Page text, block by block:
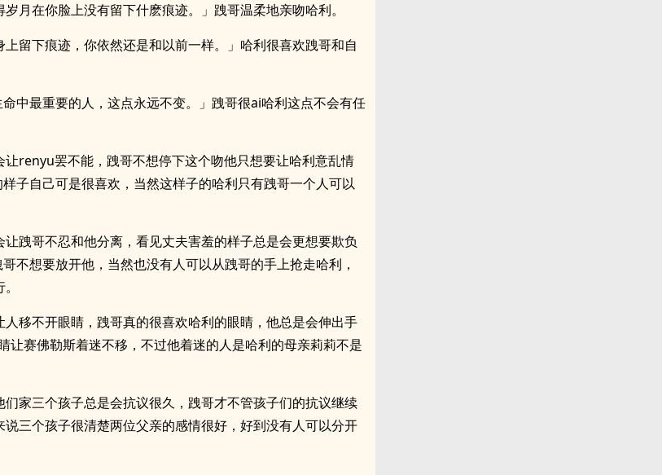
岁月在你脸上没有留下什麽痕迹。」跩哥温柔地亲吻哈利。
上留下痕迹，你依然还是和以前一样。」哈利很喜欢跩哥和自
命中最重要的人，这点永远不变。」跩哥很ai哈利这点不会有任
让renyu罢不能，跩哥不想停下这个吻他只想要让哈利意乱情
子自己可是很喜欢，当然这样子的哈利只有跩哥一个人可以
跩哥不忍和他分离，看见丈夫害羞的样子总是会更想要欺负
不想要放开他，当然也没有人可以从跩哥的手上抢走哈利，
人移不开眼睛，跩哥真的很喜欢哈利的眼睛，他总是会伸出手
让赛佛勒斯着迷不移，不过他着迷的人是哈利的母亲莉莉不是
们家三个孩子总是会抗议很久，跩哥才不管孩子们的抗议继续
三个孩子很清楚两位父亲的感情很好，好到没有人可以分开